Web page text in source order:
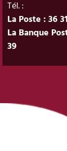
Tél. :
La Poste : 36 31
La Banque
39